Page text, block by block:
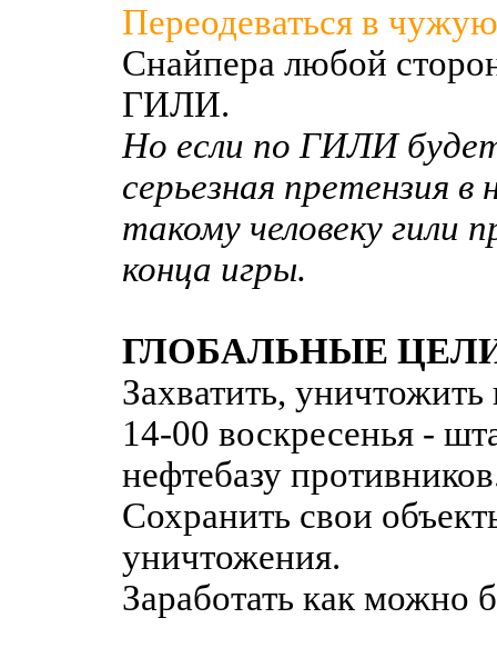
Переодеваться в
Снайпера любой
ГИЛИ.
Но если по ГИЛИ
серьезная претензия в
такому человеку гили
конца игры.
ГЛОБАЛЬНЫЕ
Захватить,
14-00 воскресенья -
нефтебазу
Сохранить свои
уничтожения.
Заработать как можно